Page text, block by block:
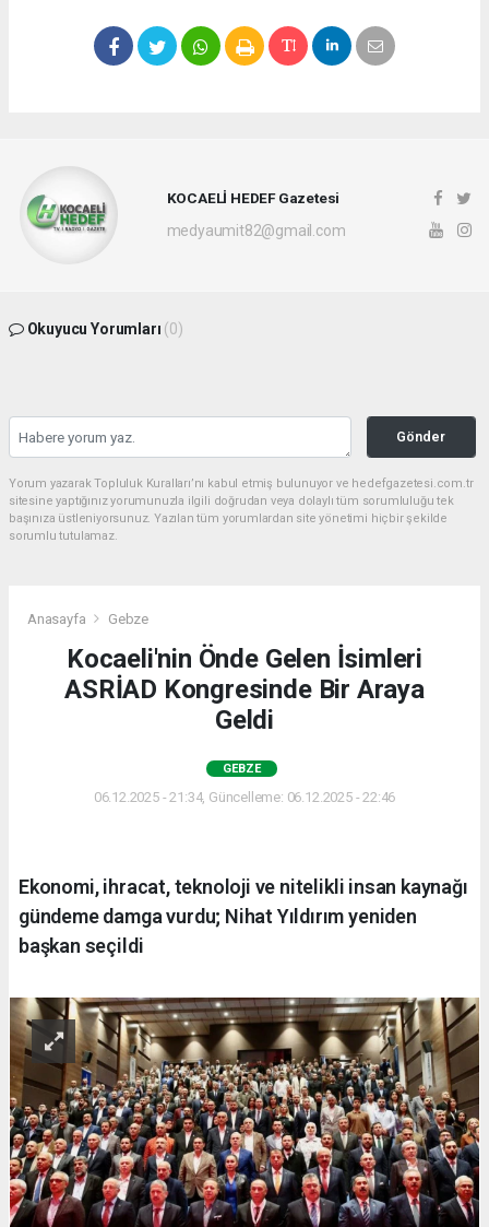
KOCAELİ HEDEF Gazetesi
medyaumit82@gmail.com
Okuyucu Yorumları (0)
Gönder
Yorum yazarak Topluluk Kuralları’nı kabul etmiş bulunuyor ve hedefgazetesi.com.tr
sitesine yaptığınız yorumunuzla ilgili doğrudan veya dolaylı tüm sorumluluğu tek
başınıza üstleniyorsunuz. Yazılan tüm yorumlardan site yönetimi hiçbir şekilde
sorumlu tutulamaz.
Anasayfa Gebze
Kocaeli'nin Önde Gelen İsimleri
ASRİAD Kongresinde Bir Araya
Geldi
GEBZE
06.12.2025 - 21:34, Güncelleme: 06.12.2025 - 22:46
Ekonomi, ihracat, teknoloji ve nitelikli insan kaynağı
gündeme damga vurdu; Nihat Yıldırım yeniden
başkan seçildi